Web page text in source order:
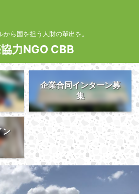
から国を担う人財の輩出を。
力NGO CBB
企業合同インターン募
集
ン